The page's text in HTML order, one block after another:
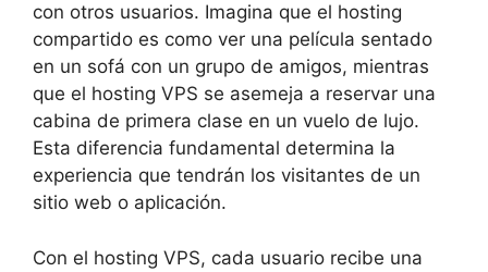
con otros usuarios. Imagina que el hosting
compartido es como ver una película sentado
en un sofá con un grupo de amigos, mientras
que el hosting VPS se asemeja a reservar una
cabina de primera clase en un vuelo de lujo.
Esta diferencia fundamental determina la
experiencia que tendrán los visitantes de un
sitio web o aplicación.
Con el hosting VPS, cada usuario recibe una